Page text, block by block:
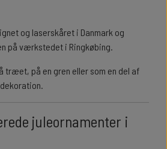
og laserskåret i Danmark og
på værkstedet i Ringkøbing.
træet, på en gren eller som en del af
juleornamenter i